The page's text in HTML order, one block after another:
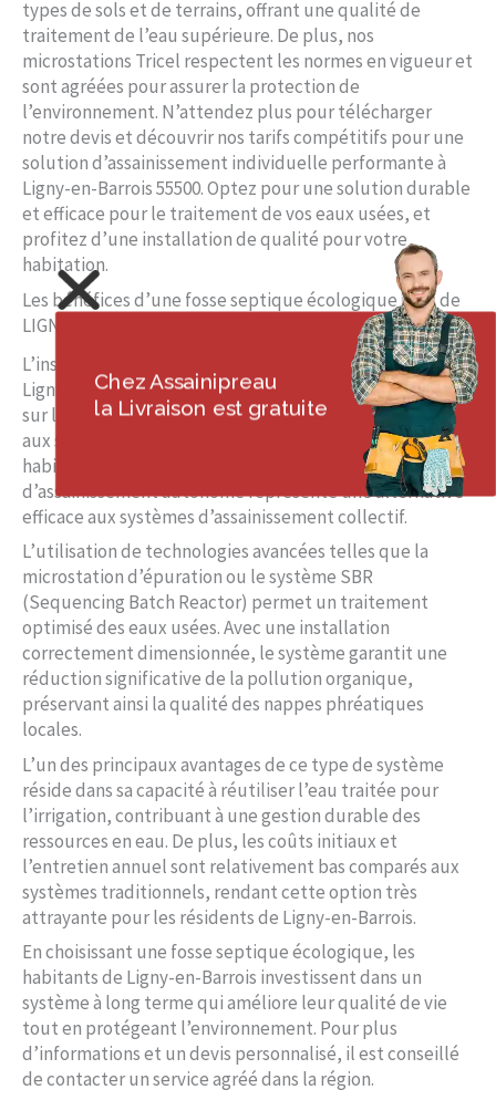
types de sols et de terrains, offrant une qualité de
traitement de l’eau supérieure. De plus, nos
microstations Tricel respectent les normes en vigueur et
sont agréées pour assurer la protection de
l’environnement. N’attendez plus pour télécharger
notre devis et découvrir nos tarifs compétitifs pour une
solution d’assainissement individuelle performante à
Ligny-en-Barrois 55500. Optez pour une solution durable
et efficace pour le traitement de vos eaux usées, et
profitez d’une installation de qualité pour votre
habitation.
Les bénéfices d’une fosse septique écologique près de
LIGNY-EN-BARROIS 55500
L’installation d’une fosse septique écologique près de
Ligny-en-Barrois 55500 offre de nombreux avantages tant
sur le plan environnemental qu’économique. Adaptée
aux spécificités du terrain et répondant aux besoins des
habitants de cette région, cette solution
d’assainissement autonome représente une alternative
efficace aux systèmes d’assainissement collectif.
L’utilisation de technologies avancées telles que la
microstation d’épuration ou le système SBR
(Sequencing Batch Reactor) permet un traitement
optimisé des eaux usées. Avec une installation
correctement dimensionnée, le système garantit une
réduction significative de la pollution organique,
préservant ainsi la qualité des nappes phréatiques
locales.
L’un des principaux avantages de ce type de système
réside dans sa capacité à réutiliser l’eau traitée pour
l’irrigation, contribuant à une gestion durable des
ressources en eau. De plus, les coûts initiaux et
l’entretien annuel sont relativement bas comparés aux
systèmes traditionnels, rendant cette option très
attrayante pour les résidents de Ligny-en-Barrois.
En choisissant une fosse septique écologique, les
habitants de Ligny-en-Barrois investissent dans un
système à long terme qui améliore leur qualité de vie
tout en protégeant l’environnement. Pour plus
d’informations et un devis personnalisé, il est conseillé
de contacter un service agréé dans la région.
Chez Assainipreau
la Livraison est gratuite